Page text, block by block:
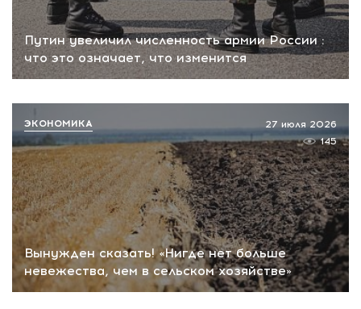
Путин увеличил численность армии России :
что это означает, что изменится
Вынужден сказать! «Нигде нет больше
невежества, чем в сельском хозяйстве»
27 июля 2026
145
ЭКОНОМИКА